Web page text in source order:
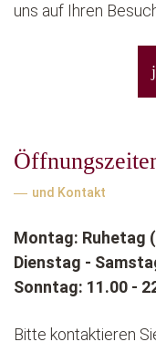
uns auf Ihren
und Kontakt
Montag: Ruhetag
Dienstag -
Sonntag: 11.00 -
Bitte kontaktieren